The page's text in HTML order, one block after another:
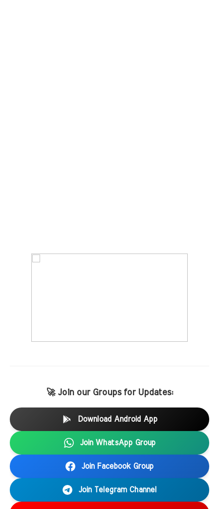
🚀 Join our Groups for Updates:
Download Android App
Join WhatsApp Group
Join Facebook Group
Join Telegram Channel